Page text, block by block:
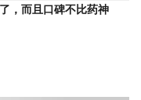
，而且口碑不比药神